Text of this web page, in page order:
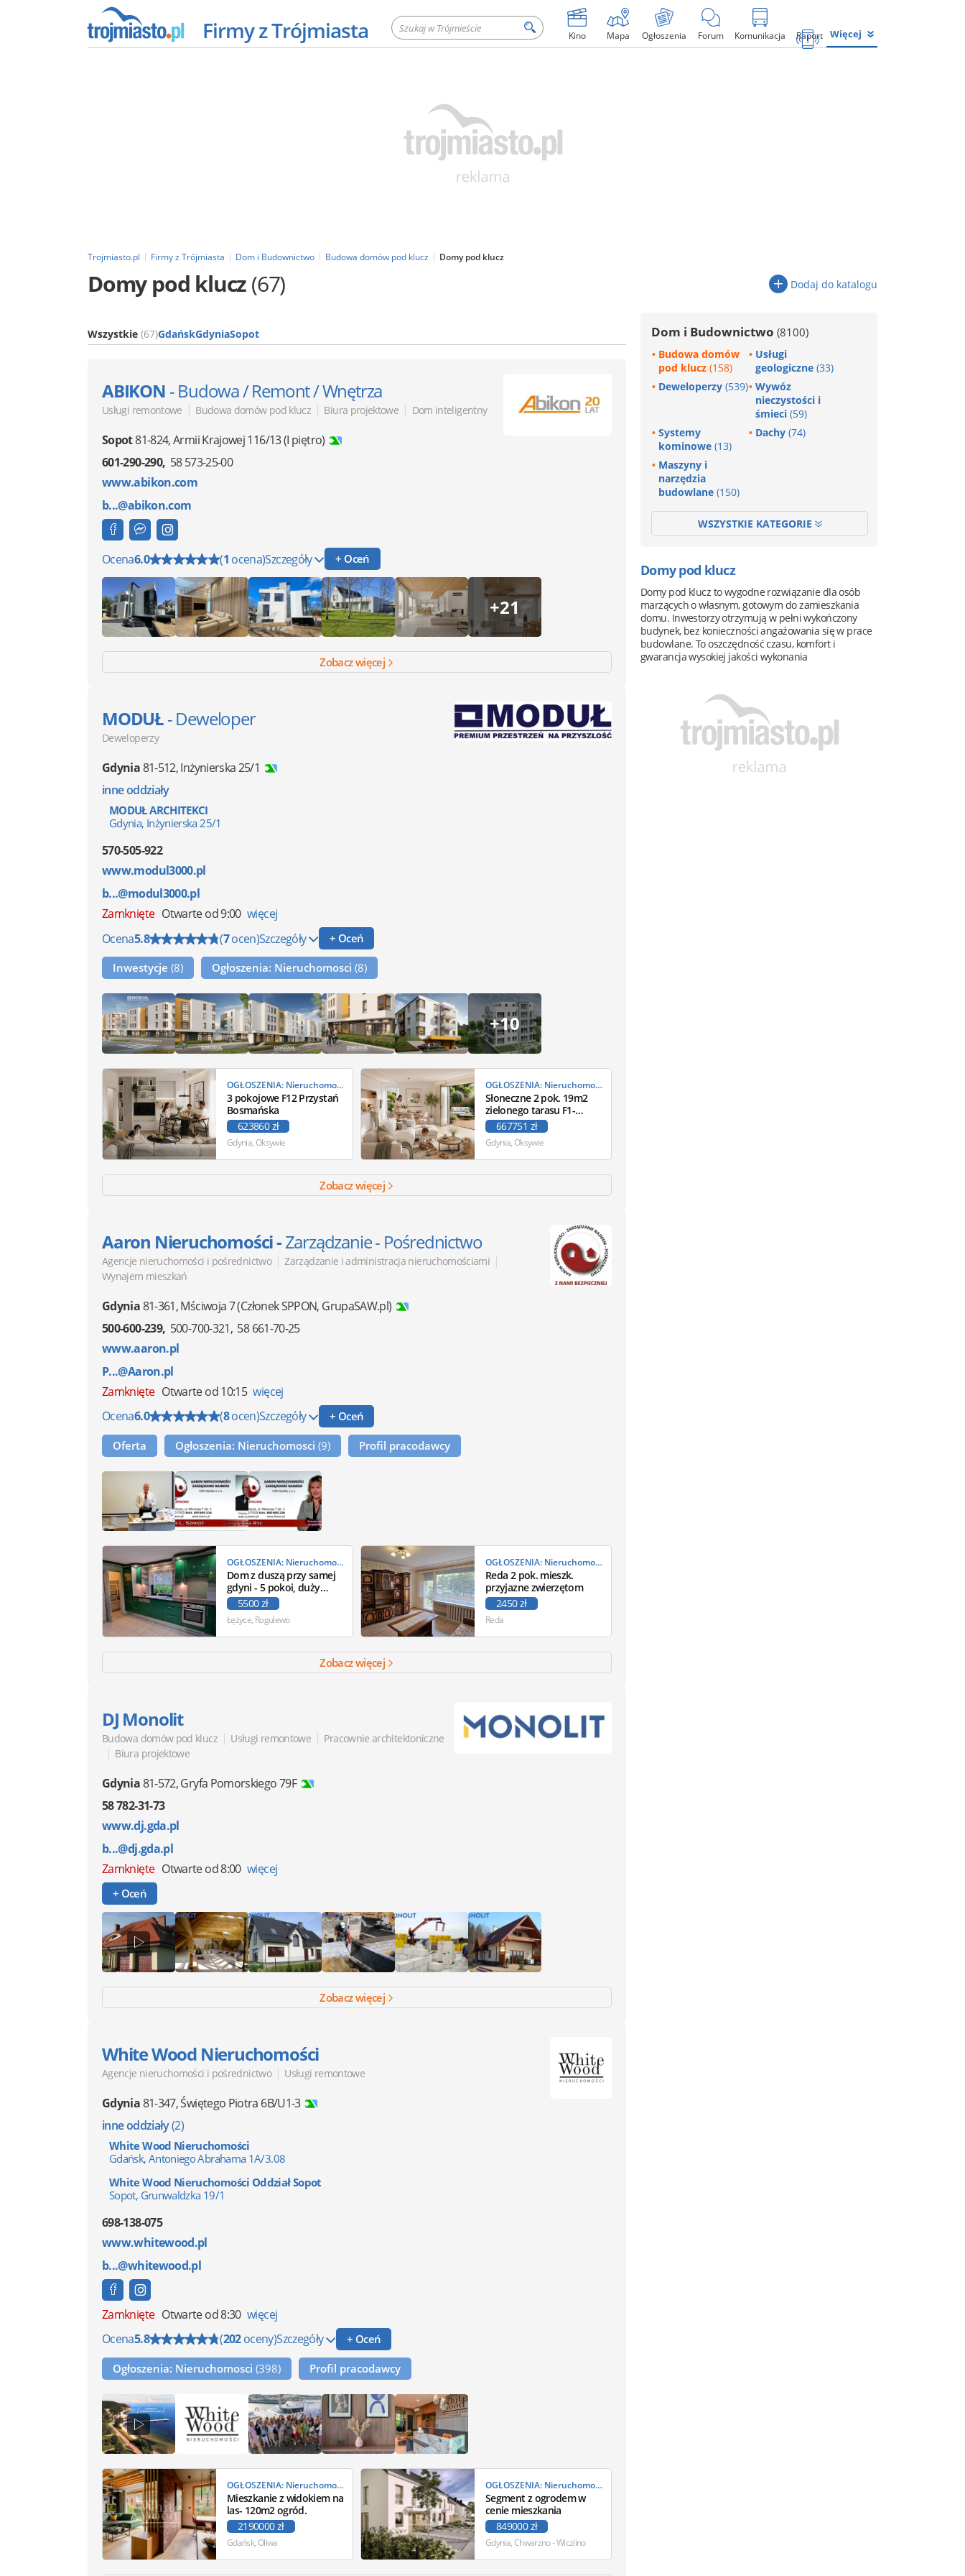
Firmy z Trójmiasta Kino Mapa Ogłoszenia Forum Komunikacja Raport Więcej
Trojmiasto.pl Firmy z Trójmiasta Dom i Budownictwo Budowa domów pod klucz Domy pod klucz
Domy pod klucz(67) Dodaj do katalogu
Wszystkie (67)GdańskGdyniaSopot
ABIKON - Budowa / Remont / Wnętrza
Usługi remontowe | Budowa domów pod klucz | Biura projektowe | Dom inteligentny
Sopot81-824,Armii Krajowej 116/13(I piętro)
601-290-290 58 573-25-00
www.abikon.com
b...@abikon.com
Ocena6.0 (1 ocena)Szczegóły + Oceń
+21
Zobacz więcej
MODUŁ- Deweloper
Deweloperzy
Gdynia81-512,Inżynierska 25/1
inne oddziały
MODUŁ ARCHITEKCI
Gdynia, Inżynierska 25/1
570-505-922
www.modul3000.pl
b...@modul3000.pl
Zamknięte Otwarte od 9:00 więcej
Ocena5.8 (7ocen)Szczegóły + Oceń
Inwestycje (8) Ogłoszenia: Nieruchomosci (8)
+10
OGŁOSZENIA: Nieruchomości
3 pokojowe F12 Przystań
Bosmańska
623860 zł
Gdynia, Oksywie
OGŁOSZENIA: Nieruchomości
Słoneczne 2 pok. 19m2
zielonego tarasu F1-
Przystań Bosmańska
667751 zł
Gdynia, Oksywie
Zobacz więcej
Aaron Nieruchomości -Zarządzanie - Pośrednictwo
Agencje nieruchomości i pośrednictwo | Zarządzanie i administracja nieruchomościami |
Wynajem mieszkań
Gdynia81-361,Mściwoja 7(Członek SPPON, GrupaSAW.pl)
500-600-239 500-700-321 58 661-70-25
www.aaron.pl
P...@Aaron.pl
Zamknięte Otwarte od 10:15 więcej
Ocena6.0 (8ocen)Szczegóły + Oceń
Oferta Ogłoszenia: Nieruchomosci (9) Profil pracodawcy
OGŁOSZENIA: Nieruchomości
Dom z duszą przy samej
gdyni - 5 pokoi, duży
ogród
5500 zł
Łężyce, Rogulewo
OGŁOSZENIA: Nieruchomości
Reda 2 pok. mieszk.
przyjazne zwierzętom
2450 zł
Reda
Zobacz więcej
DJ Monolit
Budowa domów pod klucz | Usługi remontowe | Pracownie architektoniczne
| Biura projektowe
Gdynia81-572,Gryfa Pomorskiego 79F
58 782-31-73
www.dj.gda.pl
b...@dj.gda.pl
Zamknięte Otwarte od 8:00 więcej
+ Oceń
Zobacz więcej
White Wood Nieruchomości
Agencje nieruchomości i pośrednictwo | Usługi remontowe
Gdynia81-347,Świętego Piotra 6B/U1-3
inne oddziały(2)
White Wood Nieruchomości
Gdańsk, Antoniego Abrahama 1A/3.08
White Wood Nieruchomości Oddział Sopot
Sopot, Grunwaldzka 19/1
698-138-075
www.whitewood.pl
b...@whitewood.pl
Zamknięte Otwarte od 8:30 więcej
Ocena5.8 (202oceny)Szczegóły + Oceń
Ogłoszenia: Nieruchomosci (398) Profil pracodawcy
OGŁOSZENIA: Nieruchomości
Mieszkanie z widokiem na
las- 120m2 ogród.
2190000 zł
Gdańsk, Oliwa
OGŁOSZENIA: Nieruchomości
Segment z ogrodem w
cenie mieszkania
849000 zł
Gdynia, Chwarzno - Wiczlino
Dom i Budownictwo (8100)
Budowa domów
pod klucz (158)
Usługi
geologiczne (33)
Deweloperzy (539) Wywóz
nieczystości i
śmieci (59)
Systemy
kominowe (13)
Dachy (74)
Maszyny i
narzędzia
budowlane (150)
WSZYSTKIE KATEGORIE
Domy pod klucz
Domy pod klucz to wygodne rozwiązanie dla osób
marzących o własnym, gotowym do zamieszkania
domu. Inwestorzy otrzymują w pełni wykończony
budynek, bez konieczności angażowania się w prace
budowlane. To oszczędność czasu, komfort i
gwarancja wysokiej jakości wykonania